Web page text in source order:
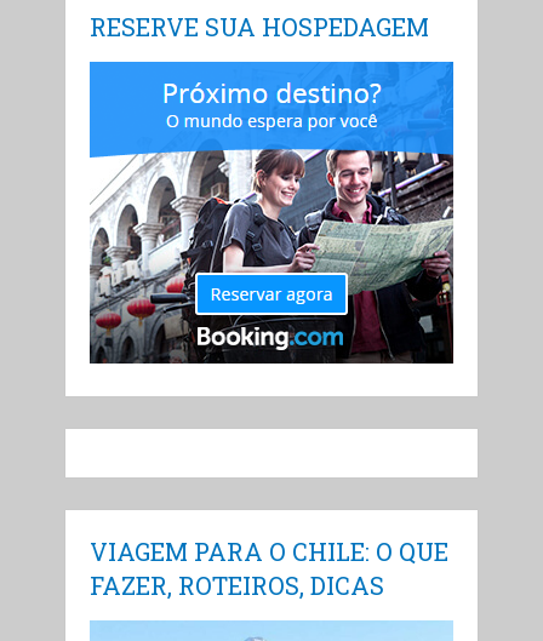
RESERVE SUA HOSPEDAGEM
VIAGEM PARA O CHILE: O QUE
FAZER, ROTEIROS, DICAS